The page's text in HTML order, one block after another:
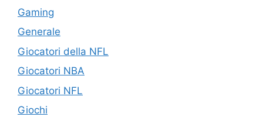
Gaming
Generale
Giocatori della NFL
Giocatori NBA
Giocatori NFL
Giochi